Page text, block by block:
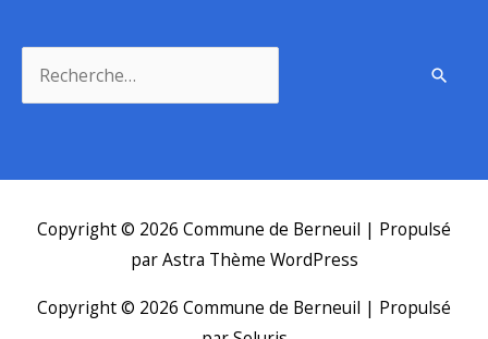
Copyright © 2026 Commune de Berneuil | Propulsé
parAstra Thème WordPress
Copyright © 2026 Commune de Berneuil | Propulsé